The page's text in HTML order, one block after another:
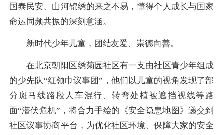
国泰民安、山河锦绣的来之不易，懂得个人成长与国家
命运同频共振的深刻意涵。
新时代少年儿童，团结友爱、崇德向善。
在北京朝阳区绣菊园社区有一支由社区青少年组成
的少先队“红领巾议事团”，他们以儿童的视角发现了部
分斑马线路段人车混行、转弯处植被遮挡视线等路
面“潜伏危机”，将合力手绘的《安全隐患地图》递交到
社区议事协商平台，为优化社区环境、保障大家的安全